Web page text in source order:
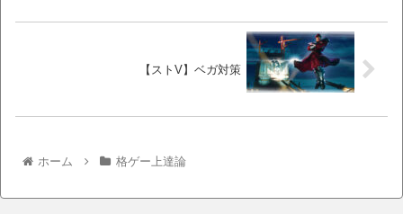
【ストV】ベガ対策
ホーム 格ゲー上達論